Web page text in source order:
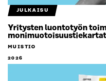
JULKAISU
Yritysten luontotyön
monimuotoisuustiekartat
MUISTIO
2026